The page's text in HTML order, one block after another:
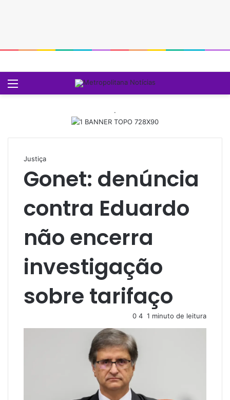
.
Justiça
Gonet: denúncia
contra Eduardo
não encerra
investigação
sobre tarifaço
0 4 1 minuto de leitura